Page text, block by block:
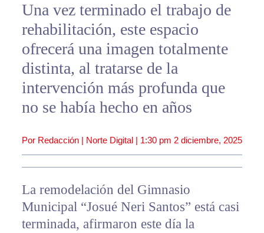
Una vez terminado el trabajo de
rehabilitación, este espacio
ofrecerá una imagen totalmente
distinta, al tratarse de la
intervención más profunda que
no se había hecho en años
Por Redacción | Norte Digital | 1:30 pm 2 diciembre, 2025
La remodelación del Gimnasio
Municipal “Josué Neri Santos” está casi
terminada, afirmaron este día la